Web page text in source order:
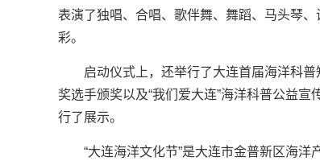
表演了独唱、合唱、歌伴舞、舞蹈、马头琴
彩。
启动仪式上，还举行了大连首届海洋科
奖选手颁奖以及“我们爱大连”海洋科普公益
行了展示。
“大连海洋文化节”是大连市金普新区海